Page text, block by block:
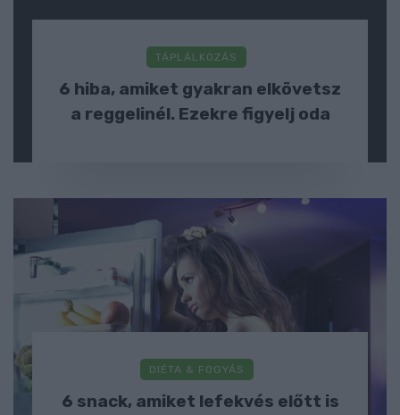
TÁPLÁLKOZÁS
6 hiba, amiket gyakran elkövetsz
a reggelinél. Ezekre figyelj oda
DIÉTA & FOGYÁS
6 snack, amiket lefekvés előtt is